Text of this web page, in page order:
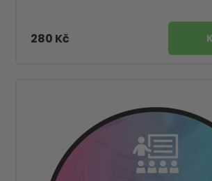
280 Kč